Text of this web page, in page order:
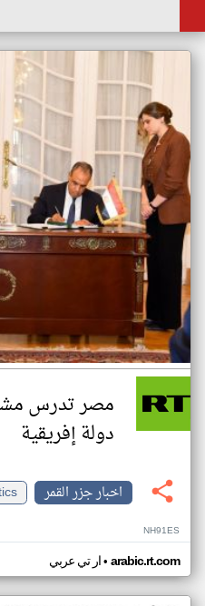
مصر تدرس
دولة إفريقية
اخبار جزر القمر
NH91ES
ار تي عربي• arabic.rt.com